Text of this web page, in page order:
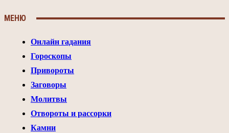
МЕНЮ
Онлайн гадания
Гороскопы
Привороты
Заговоры
Молитвы
Отвороты и рассорки
Камни